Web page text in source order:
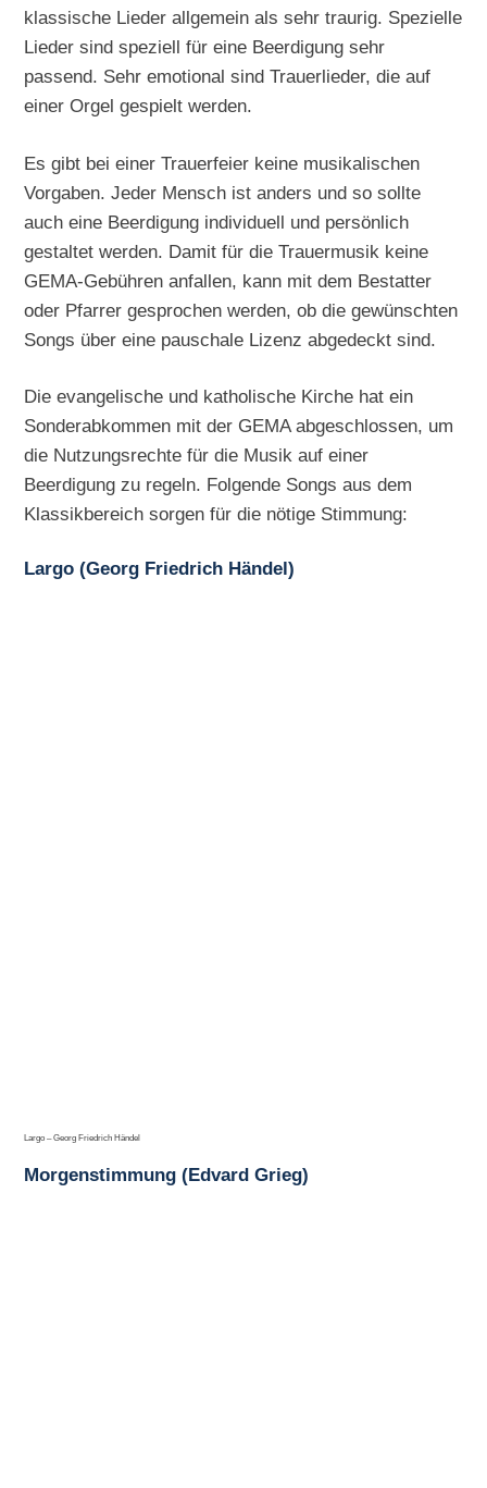
klassische Lieder allgemein als sehr traurig. Spezielle
Lieder sind speziell für eine Beerdigung sehr
passend. Sehr emotional sind Trauerlieder, die auf
einer Orgel gespielt werden.
Es gibt bei einer Trauerfeier keine musikalischen
Vorgaben. Jeder Mensch ist anders und so sollte
auch eine Beerdigung individuell und persönlich
gestaltet werden. Damit für die Trauermusik keine
GEMA-Gebühren anfallen, kann mit dem Bestatter
oder Pfarrer gesprochen werden, ob die gewünschten
Songs über eine pauschale Lizenz abgedeckt sind.
Die evangelische und katholische Kirche hat ein
Sonderabkommen mit der GEMA abgeschlossen, um
die Nutzungsrechte für die Musik auf einer
Beerdigung zu regeln. Folgende Songs aus dem
Klassikbereich sorgen für die nötige Stimmung:
Largo (Georg Friedrich Händel)
Largo – Georg Friedrich Händel
Morgenstimmung (Edvard Grieg)